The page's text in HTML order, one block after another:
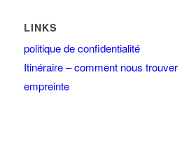
LINKS
politique de confidentialité
Itinéraire – comment nous trouver
empreinte